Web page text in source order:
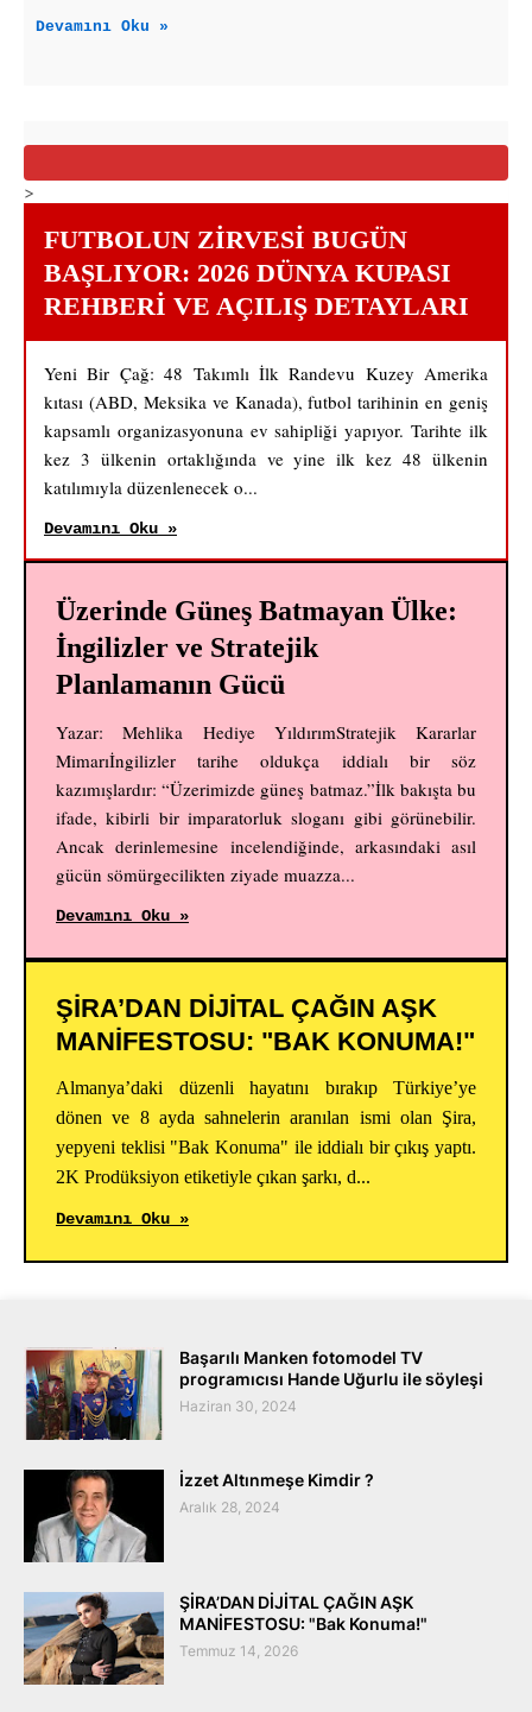
Devamını Oku »
>
FUTBOLUN ZIRVESI BUGÜN
BAŞLIYOR: 2026 DÜNYA KUPASI
REHBERI VE AÇILIŞ DETAYLARI
Yeni Bir Çağ: 48 Takımlı İlk Randevu Kuzey Amerika
kıtası (ABD, Meksika ve Kanada), futbol tarihinin en geniş
kapsamlı organizasyonuna ev sahipliği yapıyor. Tarihte ilk
kez 3 ülkenin ortaklığında ve yine ilk kez 48 ülkenin
katılımıyla düzenlenecek o...
Devamını Oku »
Üzerinde Güneş Batmayan Ülke:
İngilizler ve Stratejik
Planlamanın Gücü
Yazar: Mehlika Hediye YıldırımStratejik Kararlar
Mimarıİngilizler tarihe oldukça iddialı bir söz
kazımışlardır: “Üzerimizde güneş batmaz.”İlk bakışta bu
ifade, kibirli bir imparatorluk sloganı gibi görünebilir.
Ancak derinlemesine incelendiğinde, arkasındaki asıl
gücün sömürgecilikten ziyade muazza...
Devamını Oku »
ŞİRA’DAN DİJİTAL ÇAĞIN AŞK
MANİFESTOSU: "BAK KONUMA!"
Almanya’daki düzenli hayatını bırakıp Türkiye’ye
dönen ve 8 ayda sahnelerin aranılan ismi olan Şira,
yepyeni teklisi "Bak Konuma" ile iddialı bir çıkış yaptı.
2K Prodüksiyon etiketiyle çıkan şarkı, d...
Devamını Oku »
Başarılı Manken fotomodel TV
programıcısı Hande Uğurlu ile söyleşi
Haziran 30, 2024
İzzet Altınmeşe Kimdir ?
Aralık 28, 2024
ŞİRA’DAN DİJİTAL ÇAĞIN AŞK
MANİFESTOSU: "Bak Konuma!"
Temmuz 14, 2026